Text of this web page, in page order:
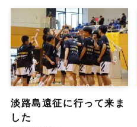
淡路島遠征に行って来ま
した